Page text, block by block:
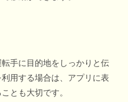
手に目的地をしっかりと伝
用する場合は、アプリに表
とも大切です。